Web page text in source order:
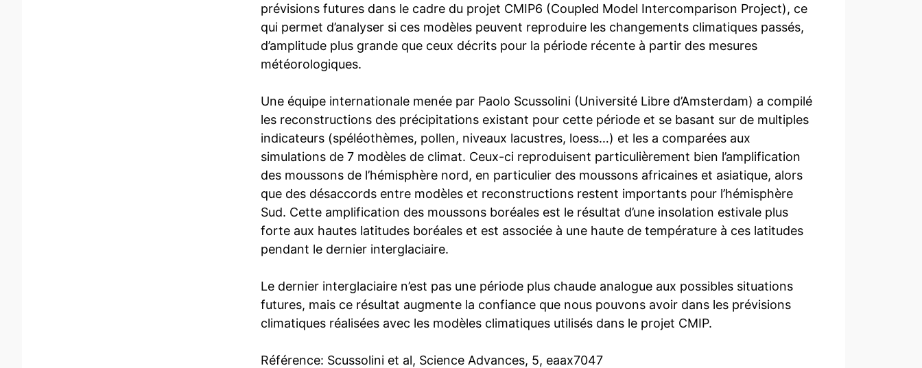
prévisions futures dans le cadre du projet CMIP6 (Coupled Model Intercomparison Project), ce
qui permet d’analyser si ces modèles peuvent reproduire les changements climatiques passés,
d’amplitude plus grande que ceux décrits pour la période récente à partir des mesures
météorologiques.
Une équipe internationale menée par Paolo Scussolini (Université Libre d’Amsterdam) a compilé
les reconstructions des précipitations existant pour cette période et se basant sur de multiples
indicateurs (spéléothèmes, pollen, niveaux lacustres, loess…) et les a comparées aux
simulations de 7 modèles de climat. Ceux-ci reproduisent particulièrement bien l’amplification
des moussons de l’hémisphère nord, en particulier des moussons africaines et asiatique, alors
que des désaccords entre modèles et reconstructions restent importants pour l’hémisphère
Sud. Cette amplification des moussons boréales est le résultat d’une insolation estivale plus
forte aux hautes latitudes boréales et est associée à une haute de température à ces latitudes
pendant le dernier interglaciaire.
Le dernier interglaciaire n’est pas une période plus chaude analogue aux possibles situations
futures, mais ce résultat augmente la confiance que nous pouvons avoir dans les prévisions
climatiques réalisées avec les modèles climatiques utilisés dans le projet CMIP.
Référence: Scussolini et al, Science Advances, 5, eaax7047